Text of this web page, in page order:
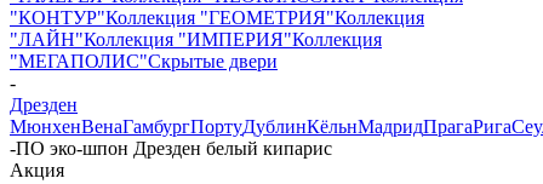
"КОНТУР"Коллекция "ГЕОМЕТРИЯ"Коллекция
"ЛАЙН"Коллекция "ИМПЕРИЯ"Коллекция
"МЕГАПОЛИС"Скрытые двери
-
Дрезден
МюнхенВенаГамбургПортуДублинКёльнМадридПрагаРига
-ПО эко-шпон Дрезден белый кипарис
Акция